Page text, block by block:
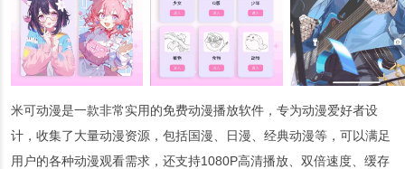
米可动漫是一款非常实用的免费动漫播放软件，专为动漫爱好者设
计，收集了大量动漫资源，包括国漫、日漫、经典动漫等，可以满足
用户的各种动漫观看需求，还支持1080P高清播放、双倍速度、缓存